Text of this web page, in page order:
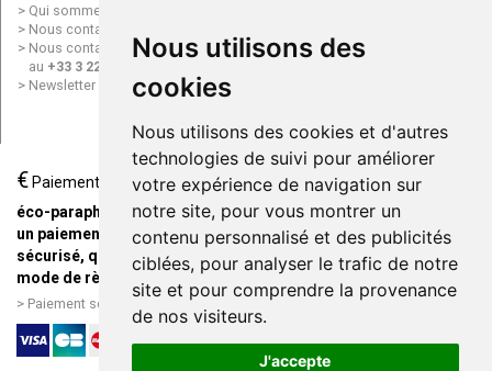
Nous utilisons des
cookies
Nous utilisons des cookies et d'autres
technologies de suivi pour améliorer
votre expérience de navigation sur
notre site, pour vous montrer un
contenu personnalisé et des publicités
ciblées, pour analyser le trafic de notre
site et pour comprendre la provenance
de nos visiteurs.
J'accepte
Qui sommes nous ?
Nous contacter par e-mail
Nous contacter par téléphone
au +33 3 22 71 64 10
Newsletter
Mentions légales
Données personnelles
ligne
€Paiement
éco-parapharmacie.fr offre
un paiement entièrement
sécurisé, quel que soit le
mode de règlement
Paiement sécurisé et simple
Livraison / Point retrait
Commandez en ligne et
recevez votre commande
rapidement chez vous ou en
point retrait
Livraison chez vous ou en